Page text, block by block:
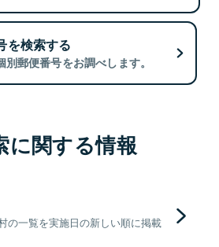
を検索する
郵便番号をお調べします。
に関する情報
の一覧を実施日の新しい順に掲載